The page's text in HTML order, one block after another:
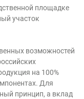
площадке
участок
возможностей
на 100%
Для
принцип, а вклад